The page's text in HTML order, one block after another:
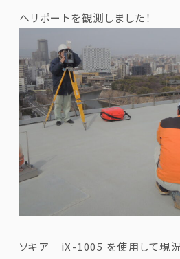
ヘリポートを観測しました！
ソキア iX-1005 を使用して現況